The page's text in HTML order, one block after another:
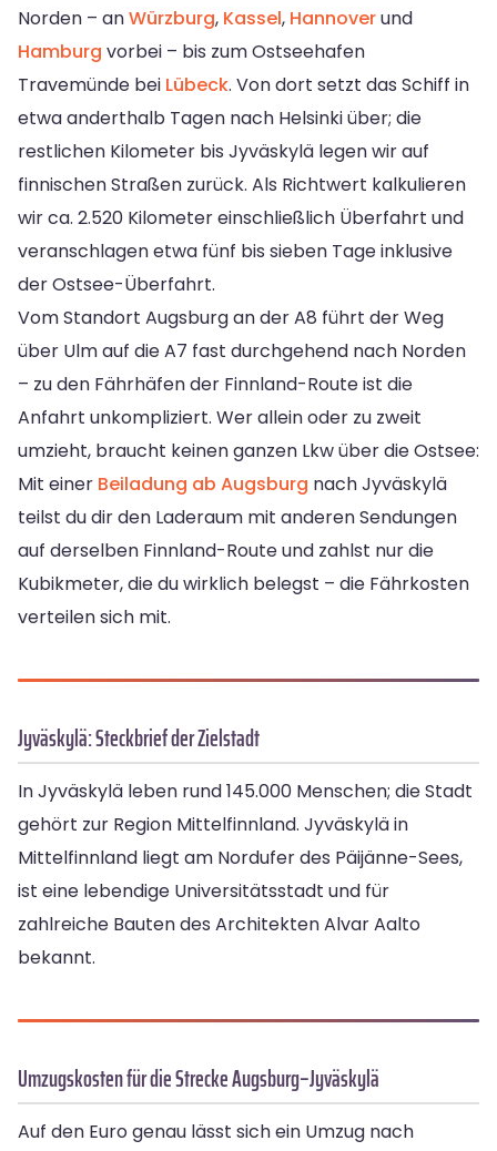
Norden – anWürzburg, Kassel, Hannoverund
Hamburg vorbei – bis zum Ostseehafen
Travemünde bei Lübeck. Von dort setzt das Schiff in
etwa anderthalb Tagen nach Helsinki über; die
restlichen Kilometer bis Jyväskylä legen wir auf
finnischen Straßen zurück. Als Richtwert kalkulieren
wir ca. 2.520 Kilometer einschließlich Überfahrt und
veranschlagen etwa fünf bis sieben Tage inklusive
der Ostsee-Überfahrt.
Vom Standort Augsburg an der A8 führt der Weg
über Ulm auf die A7 fast durchgehend nach Norden
– zu den Fährhäfen der Finnland-Route ist die
Anfahrt unkompliziert. Wer allein oder zu zweit
umzieht, braucht keinen ganzen Lkw über die Ostsee:
Mit einer Beiladung ab Augsburg nach Jyväskylä
teilst du dir den Laderaum mit anderen Sendungen
auf derselben Finnland-Route und zahlst nur die
Kubikmeter, die du wirklich belegst – die Fährkosten
verteilen sich mit.
Jyväskylä: Steckbrief der Zielstadt
In Jyväskylä leben rund 145.000 Menschen; die Stadt
gehört zur Region Mittelfinnland. Jyväskylä in
Mittelfinnland liegt am Nordufer des Päijänne-Sees,
ist eine lebendige Universitätsstadt und für
zahlreiche Bauten des Architekten Alvar Aalto
bekannt.
Umzugskosten für die Strecke Augsburg–Jyväskylä
Auf den Euro genau lässt sich ein Umzug nach